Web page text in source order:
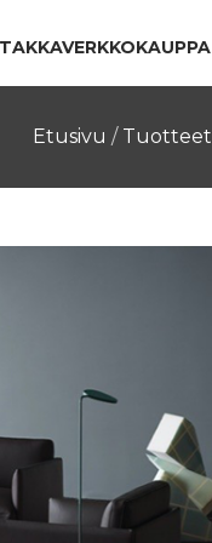
TAKKAVERKKOKAUPPA
Etusivu / Tuotteet